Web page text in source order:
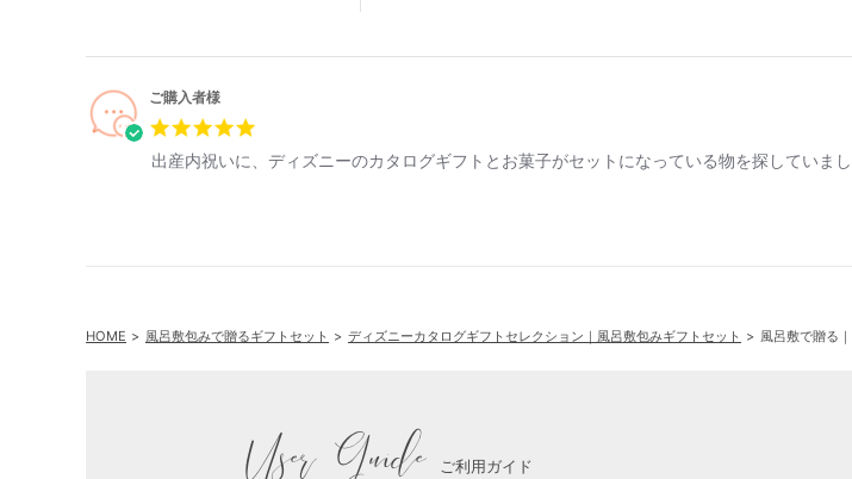
ご購入者様
出産内祝いに、ディズニーのカタログギフトとお菓子がセットになっている物を探していま
HOME 風呂敷包みで贈るギフトセット ディズニーカタログギフトセレクション｜風呂敷包みギフトセット 風呂敷で贈る｜
User Guide ご利用ガイド